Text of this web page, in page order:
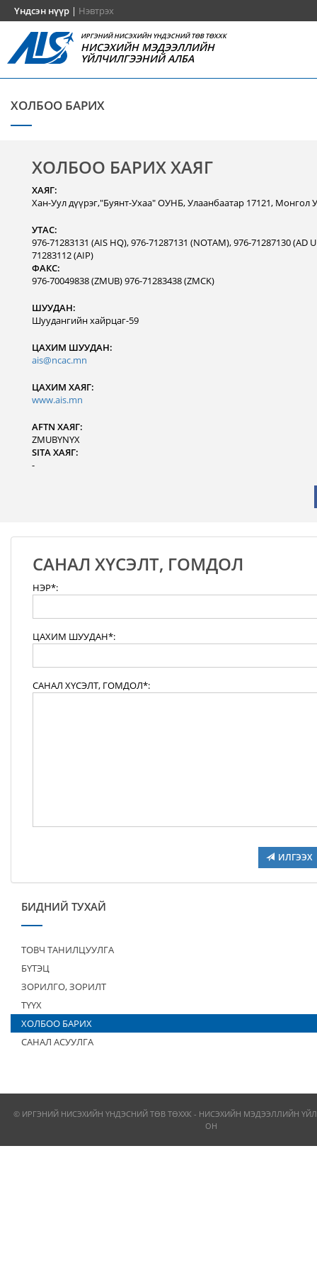
Үндсэн нүүр | Нэвтрэх
ИРГЭНИЙ НИСЭХИЙН ҮНДЭСНИЙ ТӨВ ТӨХХК
НИСЭХИЙН МЭДЭЭЛЛИЙН
ҮЙЛЧИЛГЭЭНИЙ АЛБА
ХОЛБОО БАРИХ
ХОЛБОО БАРИХ ХАЯГ
ХАЯГ:
Хан-Уул дүүрэг,"Буянт-Ухаа" ОУНБ, Улаанбаатар 17121, Монгол
УТАС:
976-71283131 (AIS HQ), 976-71287131 (NOTAM), 976-71287130 (AD
71283112 (AIP)
ФАКС:
976-70049838 (ZMUB) 976-71283438 (ZMCK)
ШУУДАН:
Шуудангийн хайрцаг-59
ЦАХИМ ШУУДАН:
ais@ncac.mn
ЦАХИМ ХАЯГ:
www.ais.mn
AFTN ХАЯГ:
ZMUBYNYX
SITA ХАЯГ:
-
САНАЛ ХҮСЭЛТ, ГОМДОЛ
НЭР*:
ЦАХИМ ШУУДАН*:
САНАЛ ХҮСЭЛТ, ГОМДОЛ*:
ИЛГЭЭХ
БИДНИЙ ТУХАЙ
ТОВЧ ТАНИЛЦУУЛГА
БҮТЭЦ
ЗОРИЛГО, ЗОРИЛТ
ТҮҮХ
ХОЛБОО БАРИХ
САНАЛ АСУУЛГА
© ИРГЭНИЙ НИСЭХИЙН ҮНДЭСНИЙ ТӨВ ТӨХХК - НИСЭХИЙН МЭДЭЭЛЛИЙН
ОН